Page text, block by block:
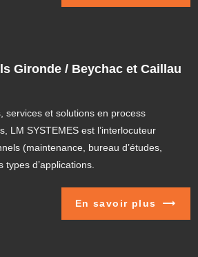
Gironde / Beychac et Caillau
services et solutions en process
LM SYSTEMES est l’interlocuteur
(maintenance, bureau d’études,
d’applications.
En savoir plus